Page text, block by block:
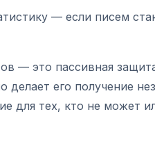
— если писем
— это пассивная
делает его получение
для тех, кто не может